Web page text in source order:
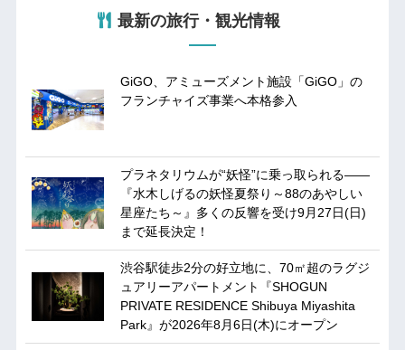
最新の旅行・観光情報
GiGO、アミューズメント施設「GiGO」の
フランチャイズ事業へ本格参入
プラネタリウムが“妖怪”に乗っ取られる——
『水木しげるの妖怪夏祭り～88のあやしい
星座たち～』多くの反響を受け9月27日(日)
まで延長決定！
渋谷駅徒歩2分の好立地に、70㎡超のラグジ
ュアリーアパートメント『SHOGUN
PRIVATE RESIDENCE Shibuya Miyashita
Park』が2026年8月6日(木)にオープン